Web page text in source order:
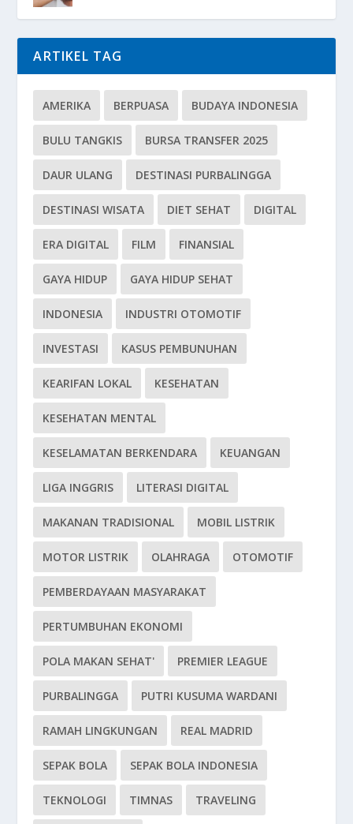
ARTIKEL TAG
AMERIKA BERPUASA BUDAYA INDONESIA
BULU TANGKIS BURSA TRANSFER 2025
DAUR ULANG DESTINASI PURBALINGGA
DESTINASI WISATA DIET SEHAT DIGITAL
ERA DIGITAL FILM FINANSIAL
GAYA HIDUP GAYA HIDUP SEHAT
INDONESIA INDUSTRI OTOMOTIF
INVESTASI KASUS PEMBUNUHAN
KEARIFAN LOKAL KESEHATAN
KESEHATAN MENTAL
KESELAMATAN BERKENDARA KEUANGAN
LIGA INGGRIS LITERASI DIGITAL
MAKANAN TRADISIONAL MOBIL LISTRIK
MOTOR LISTRIK OLAHRAGA OTOMOTIF
PEMBERDAYAAN MASYARAKAT
PERTUMBUHAN EKONOMI
POLA MAKAN SEHAT' PREMIER LEAGUE
PURBALINGGA PUTRI KUSUMA WARDANI
RAMAH LINGKUNGAN REAL MADRID
SEPAK BOLA SEPAK BOLA INDONESIA
TEKNOLOGI TIMNAS TRAVELING